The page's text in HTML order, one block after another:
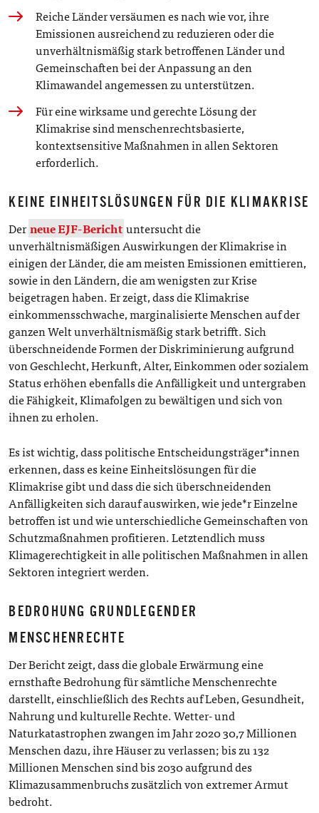
Reiche Länder versäumen es nach wie vor, ihre
Emissionen ausreichend zu reduzieren oder die
unverhältnismäßig stark betroffenen Länder und
Gemeinschaften bei der Anpassung an den
Klimawandel angemessen zu unterstützen.
Für eine wirksame und gerechte Lösung der
Klimakrise sind menschenrechtsbasierte,
kontextsensitive Maßnahmen in allen Sektoren
erforderlich.
KEINE EINHEITSLÖSUNGEN FÜR DIE KLIMAKRISE
Derneue EJF-Berichtuntersucht die
unverhältnismäßigen Auswirkungen der Klimakrise in
einigen der Länder, die am meisten Emissionen emittieren,
sowie in den Ländern, die am wenigsten zur Krise
beigetragen haben. Er zeigt, dass die Klimakrise
einkommensschwache, marginalisierte Menschen auf der
ganzen Welt unverhältnismäßig stark betrifft. Sich
überschneidende Formen der Diskriminierung aufgrund
von Geschlecht, Herkunft, Alter, Einkommen oder sozialem
Status erhöhen ebenfalls die Anfälligkeit und untergraben
die Fähigkeit, Klimafolgen zu bewältigen und sich von
ihnen zu erholen.
Es ist wichtig, dass politische Entscheidungsträger*innen
erkennen, dass es keine Einheitslösungen für die
Klimakrise gibt und dass die sich überschneidenden
Anfälligkeiten sich darauf auswirken, wie jede*r Einzelne
betroffen ist und wie unterschiedliche Gemeinschaften von
Schutzmaßnahmen profitieren. Letztendlich muss
Klimagerechtigkeit in alle politischen Maßnahmen in allen
Sektoren integriert werden.
BEDROHUNG GRUNDLEGENDER
MENSCHENRECHTE
Der Bericht zeigt, dass die globale Erwärmung eine
ernsthafte Bedrohung für sämtliche Menschenrechte
darstellt, einschließlich des Rechts auf Leben, Gesundheit,
Nahrung und kulturelle Rechte. Wetter- und
Naturkatastrophen zwangen im Jahr 2020 30,7 Millionen
Menschen dazu, ihre Häuser zu verlassen; bis zu 132
Millionen Menschen sind bis 2030 aufgrund des
Klimazusammenbruchs zusätzlich von extremer Armut
bedroht.